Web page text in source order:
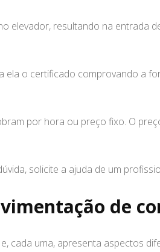
elevador, resultando na entrada
o certificado comprovando a
por hora ou preço fixo. O
solicite a ajuda de um
de
cada uma, apresenta aspectos